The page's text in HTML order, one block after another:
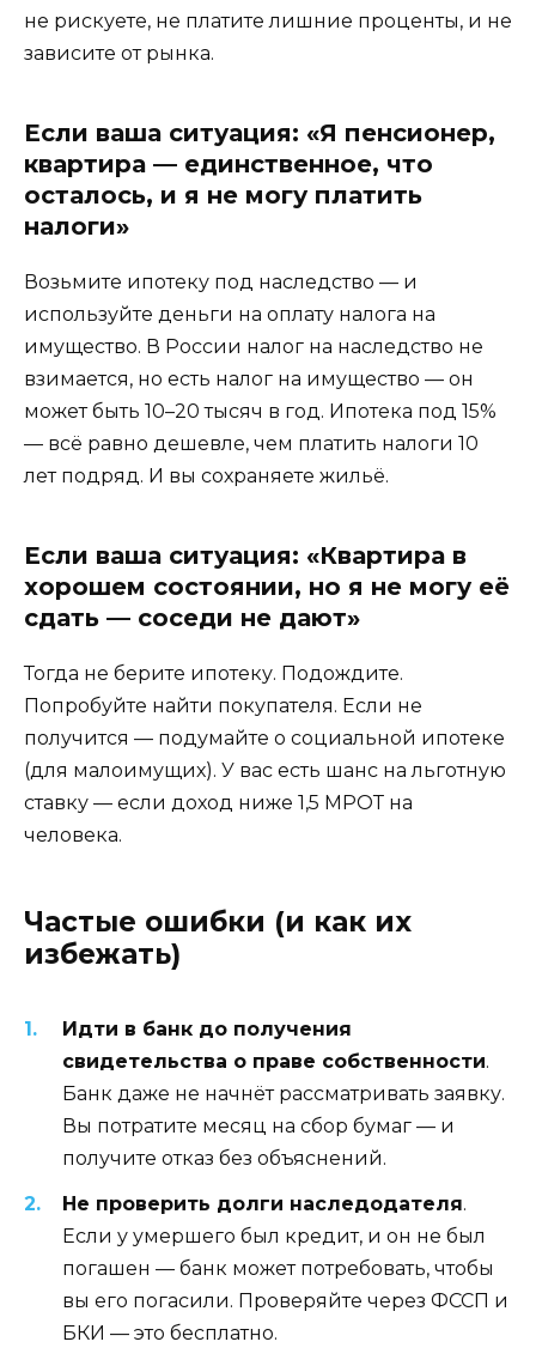
не рискуете, не платите лишние проценты, и не
зависите от рынка.
Если ваша ситуация: «Я пенсионер,
квартира — единственное, что
осталось, и я не могу платить
налоги»
Возьмите ипотеку под наследство — и
используйте деньги на оплату налога на
имущество. В России налог на наследство не
взимается, но есть налог на имущество — он
может быть 10–20 тысяч в год. Ипотека под 15%
— всё равно дешевле, чем платить налоги 10
лет подряд. И вы сохраняете жильё.
Если ваша ситуация: «Квартира в
хорошем состоянии, но я не могу её
сдать — соседи не дают»
Тогда не берите ипотеку. Подождите.
Попробуйте найти покупателя. Если не
получится — подумайте о социальной ипотеке
(для малоимущих). У вас есть шанс на льготную
ставку — если доход ниже 1,5 МРОТ на
человека.
Частые ошибки (и как их
избежать)
Идти в банк до получения
свидетельства о праве собственности.
Банк даже не начнёт рассматривать заявку.
Вы потратите месяц на сбор бумаг — и
получите отказ без объяснений.
Не проверить долги наследодателя.
Если у умершего был кредит, и он не был
погашен — банк может потребовать, чтобы
вы его погасили. Проверяйте через ФССП и
БКИ — это бесплатно.